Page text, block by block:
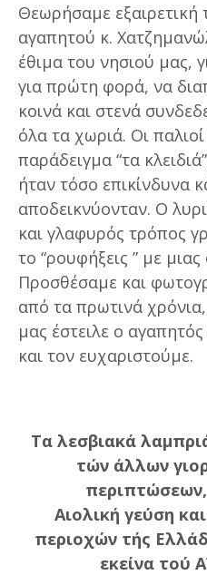
Θεωρήσαμε εξαιρετική
αγαπητού κ.
έθιμα του νησιού μας,
για πρώτη φορά, να
κοινά και στενά
όλα τα χωριά. Οι
παράδειγμα “τα
ήταν τόσο επικίνδυνα
αποδεικνύονταν. Ο
και γλαφυρός τρόπος
το “ρουφήξεις ” με
Προσθέσαμε και
από τα πρωτινά
μας έστειλε ο αγαπητός
και τον ευχαριστούμε.
Τα λεσβιακά
τών άλλων
Αιολική γεύση
περιοχών τής
εκείνα τού